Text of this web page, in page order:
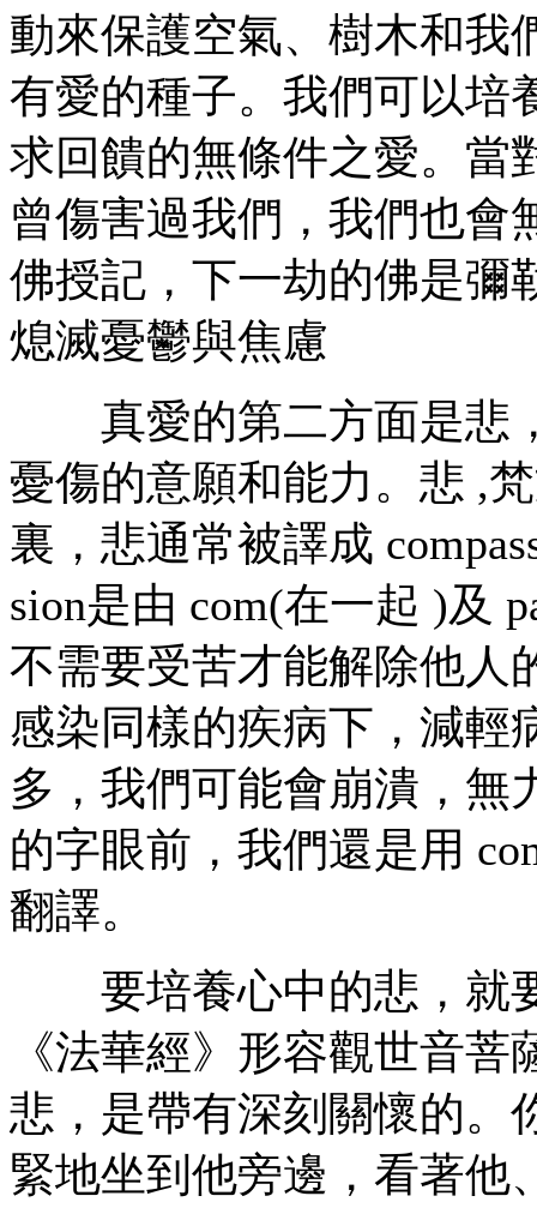
動來保護空氣、樹木和我
有愛的種子。我們可以培
求回饋的無條件之愛。當
曾傷害過我們，我們也會
佛授記，下一劫的佛是
熄滅憂鬱與焦慮
真愛的第二方面是悲
憂傷的意願和能力。悲 ,
裏，悲通常被譯成
sion是由 com(在一起 )及
不需要受苦才能解除他人
感染同樣的疾病下，減輕
多，我們可能會崩潰，無
的字眼前，我們還是用
翻譯。
要培養心中的悲，就
《法華經》形容觀世音
悲，是帶有深刻關懷的。
緊地坐到他旁邊，看著他